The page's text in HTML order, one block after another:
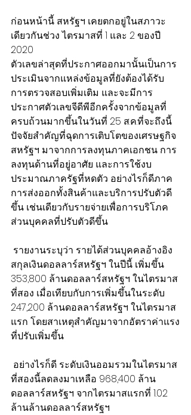
ก่อนหน้านี้ สหรัฐฯ เคยตกอยู่ในสภาวะ
เดียวกันช่วง ไตรมาสที่ 1 และ 2 ของปี
2020
ตัวเลขล่าสุดที่ประกาศออกมานั้นเป็นการ
ประเมินจากแหล่งข้อมูลที่ยังต้องได้รับ
การตรวจสอบเพิ่มเติม และจะมีการ
ประกาศตัวเลขจีดีพีอีกครั้งจากข้อมูลที่
ครบถ้วนมากขึ้นในวันที่ 25 ส.ค.ที่จะถึงนี้
ปัจจัยสำคัญที่ฉุดการเติบโตของเศรษฐกิจ
สหรัฐฯ มาจากการลงทุนภาคเอกชน การ
ลงทุนด้านที่อยู่อาศัย และการใช้งบ
ประมาณภาครัฐที่หดตัว อย่างไรก็ดีภาค
การส่งออกทั้งสินค้าและบริการปรับตัวดี
ขึ้น เช่นเดียวกับรายจ่ายเพื่อการบริโภค
ส่วนบุคคลที่ปรับตัวดีขึ้น
สกุลเงินดอลลาร์สหรัฐฯ ในปีนี้ เพิ่มขึ้น
353,800 ล้านดอลลาร์สหรัฐฯ ในไตรมาส
ที่สอง เมื่อเทียบกับการเพิ่มขึ้นในระดับ
247,200 ล้านดอลลาร์สหรัฐฯ ในไตรมาส
แรก โดยสาเหตุสำคัญมาจากอัตราค่าแรง
ที่ปรับเพิ่มขึ้น
ที่สองนี้ลดลงมาเหลือ 968,400 ล้าน
ดอลลาร์สหรัฐฯ จากไตรมาสแรกที่ 1.02
ล้านล้านดอลลาร์สหรัฐฯ